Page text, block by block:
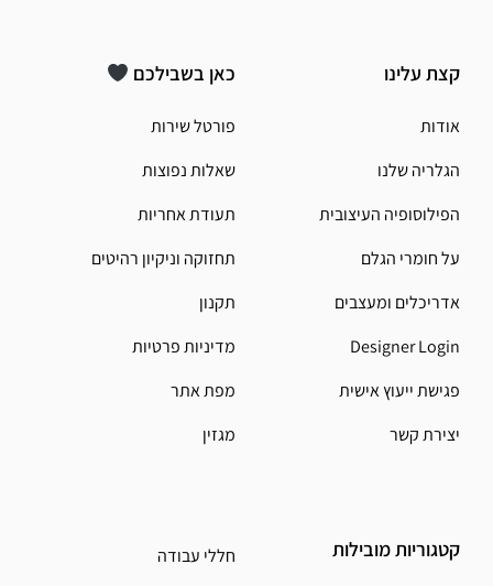
קצת עלינו
אודות
הגלריה שלנו
הפילוסופיה העיצובית
על חומרי הגלם
אדריכלים ומעצבים
Designer Login
פגישת ייעוץ אישית
יצירת קשר
קטגוריות מובילות
כאן בשבילכם
פורטל שירות
שאלות נפוצות
תעודת אחריות
תחזוקה וניקיון רהיטים
תקנון
מדיניות פרטיות
מפת אתר
מגזין
חללי עבודה